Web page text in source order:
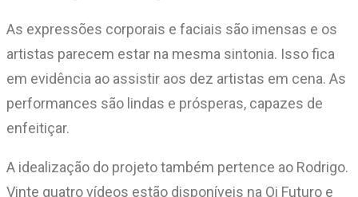
As expressões corporais e faciais são imensas e os
artistas parecem estar na mesma sintonia. Isso fica
em evidência ao assistir aos dez artistas em cena. As
performances são lindas e prósperas, capazes de
enfeitiçar.
A idealização do projeto também pertence ao Rodrigo.
Vinte quatro vídeos estão disponíveis na Oi Futuro e